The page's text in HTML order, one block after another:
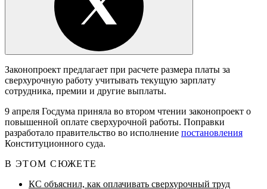
Законопроект предлагает при расчете размера платы за
сверхурочную работу учитывать текущую зарплату
сотрудника, премии и другие выплаты.
9 апреля Госдума приняла во втором чтении законопроект о
повышенной оплате сверхурочной работы. Поправки
разработало правительство во исполнение постановления
Конституционного суда.
В ЭТОМ СЮЖЕТЕ
КС объяснил, как оплачивать сверхурочный труд